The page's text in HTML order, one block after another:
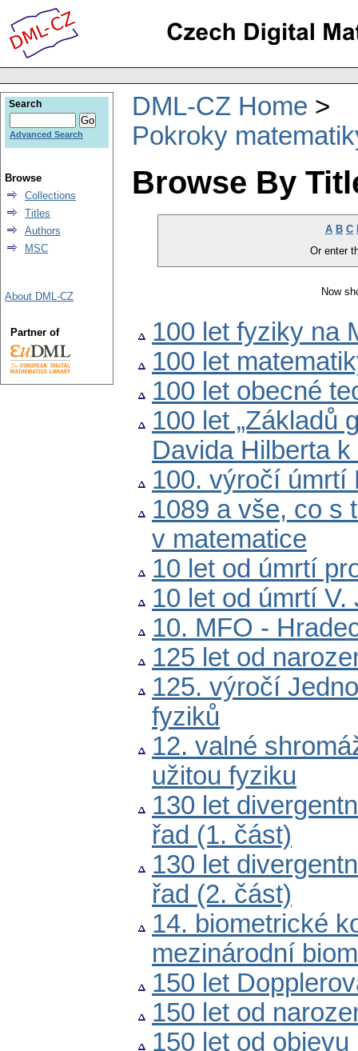
DML-CZ Home
Pokroky
Browse By
A B C
Or enter
Now
100 let fyziky na
100 let
100 let obecné
100 let „Základů
Davida Hilberta
100. výročí úmrtí
1089 a vše, co s
v matematice
10 let od úmrtí
10 let od úmrtí V.
10. MFO -
125 let od
125. výročí
fyziků
12. valné
užitou fyziku
130 let
řad (1. část)
130 let
řad (2. část)
14. biometrické
mezinárodní
150 let
150 let od
150 let od
Search
Advanced Search
Browse
Collections
Titles
Authors
MSC
About DML-CZ
Partner of